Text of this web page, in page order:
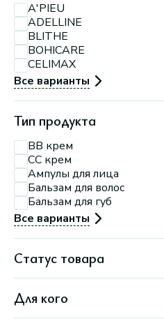
Партизанский, 79
Минск, ул.
П.Мстиславца, 11
Минск, ул. Притыцкого,
156
Минск, ул. Тимирязева,
74 А
A'PIEU
ADELLINE
BLITHE
BOHICARE
CELIMAX
Все варианты
Тип продукта
BB крем
CC крем
Ампулы для лица
Бальзам для волос
Бальзам для губ
Все варианты
Статус товара
Бестселлер
Новинка
Для кого
Женский